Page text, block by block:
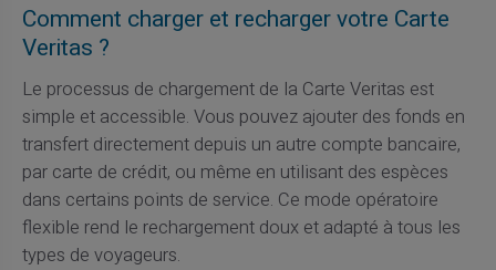
Comment charger et recharger votre Carte
Veritas ?
Le processus de chargement de la Carte Veritas est
simple et accessible. Vous pouvez ajouter des fonds en
transfert directement depuis un autre compte bancaire,
par carte de crédit, ou même en utilisant des espèces
dans certains points de service. Ce mode opératoire
flexible rend le rechargement doux et adapté à tous les
types de voyageurs.